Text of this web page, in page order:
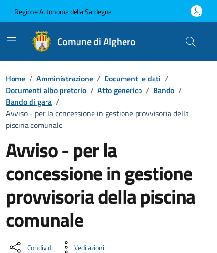
Regione Autonoma della Sardegna
Comune di Alghero
Home / Amministrazione / Documenti e dati /
Documenti albo pretorio / Atto generico / Bando /
Bando di gara /
Avviso - per la concessione in gestione provvisoria della
piscina comunale
Avviso - per la
concessione in gestione
provvisoria della piscina
comunale
Dettaglio del documento
Condividi Vedi azioni